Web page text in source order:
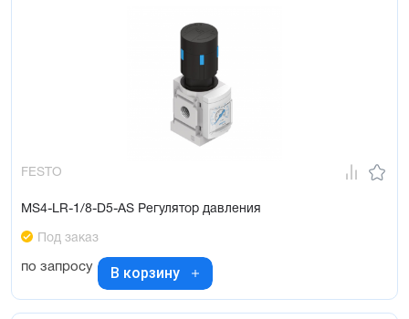
FESTO
MS4-LR-1/8-D5-AS Регулятор давления
Под заказ
по запросу В корзину